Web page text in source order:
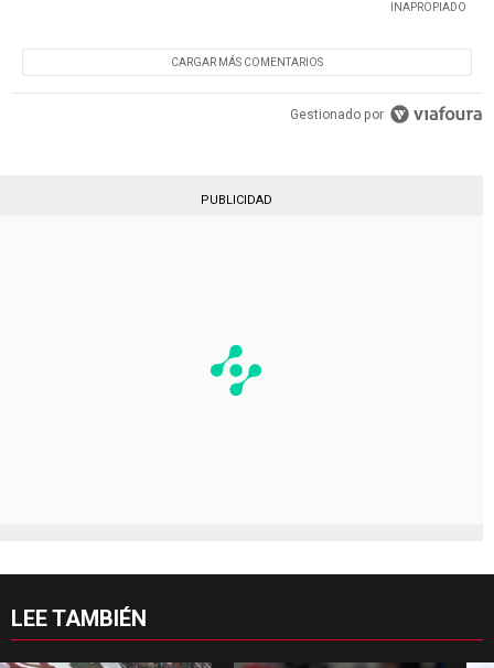
INAPROPIADO
CARGAR MÁS COMENTARIOS
Gestionado por
PUBLICIDAD
LEE TAMBIÉN